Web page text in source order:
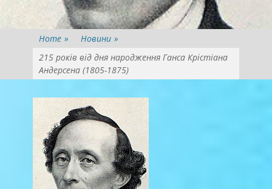
Home » Новини »
215 років від дня народження Ганса Крістіана
Андерсена (1805-1875)